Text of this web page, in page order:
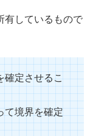
有しているもので
確定させるこ
て境界を確定